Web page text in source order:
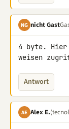
NG nicht Gast
4 byte. Hier
weisen
Antwort
AE Alex E.